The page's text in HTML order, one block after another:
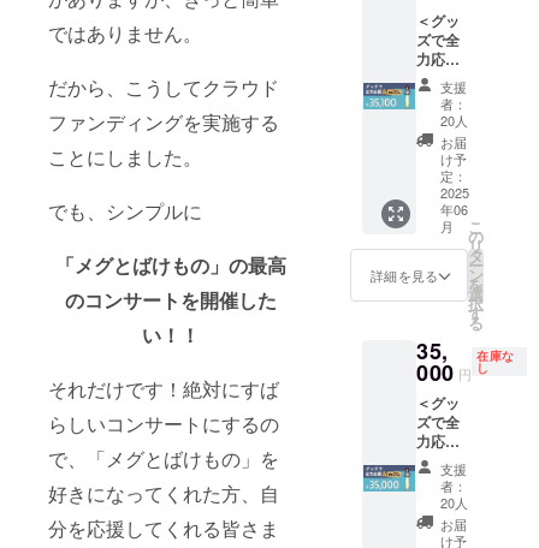
ではありません。
だから、こうしてクラウド
ファンディングを実施する
ことにしました。
でも、シンプルに
「メグとばけもの」の最高
のコンサートを開催した
い！！
それだけです！絶対にすば
らしいコンサートにするの
で、「メグとばけもの」を
好きになってくれた方、自
分を応援してくれる皆さま
さい。
・お名
前を掲
載しな
い場合
は「名
前を掲
載しな
い」と
ご記入
くださ
い。 ・
漢字、
ひらが
な、カ
タカ
ローマ
字、ス
ペース
のみ使
用可能
です。
・本名
に限ら
ずハン
ドル
ネーム
定のご
住所へ
送付：
[２][５]
[６][７]
[14][16]
[４][８]
・ご指
定のご
住所へ
送付：
[２][14]
[16]
す。そ
の際は
活動報
告にて
事前に
ご連絡
します
が、何
卒ご容
赦くだ
さい。
◆ お届
法： ・
CAMPF
IREメッ
機能で
送付：
[４][８]
・ご指
定のご
住所へ
送付：
[２][14]
[16]
紹介」
と共通
です。
◆ お届
け予
定： ・
2024年
９月：
[４] ・
2025年
１月～
２月初
旬：[２]
[５][６]
[７][12]
[14][15]
[17][19]
年４
月：[８]
年５
月：[９]
※コン
サート
準備の
ため、
リター
支援時
にご入
力いた
だいた
メール
アドレ
スへご
連絡し
ます。
仕上げ
ます ※
番号は
本文の
「リ
ターン
紹介」
と共通
です。
◆ 開始
予定：
お互い
のスケ
ジュー
ルを相
◆ ご連
絡方
支援時
にご入
力いた
だいた
メール
アドレ
スへご
物：
[１] お
礼メッ
セージ
（デジ
タル）
※番号は
本文の
「リ
ターン
紹介」
と共通
です。
◆ お届
９月：
[１] ※コ
ンサー
ト準備
のた
め、リ
ターン
の送付
時期が
変動す
る可能
＜グッ
ズで全
力応援A
＞ ※追
加分 開
始早々
に完売
した本
コース
の再販
が決定
いたし
まし
た！ ◆
内容
物：
礼メッ
セージ
入り
アート
カード
[４] オ
ルゴー
ルアレ
ンジフ
ルアル
バム
支援
者：
20人
お届
け予
定：
2025
年06
月
詳細を見る
こ
の
リ
タ
ー
ン
を
選
択
す
る
35,
000 円
在庫な
し
＜グッ
ズで全
力応援A
＞ ◆ 内
容物：
[２] お
礼メッ
セージ
支援
者：
20人
お届
け予